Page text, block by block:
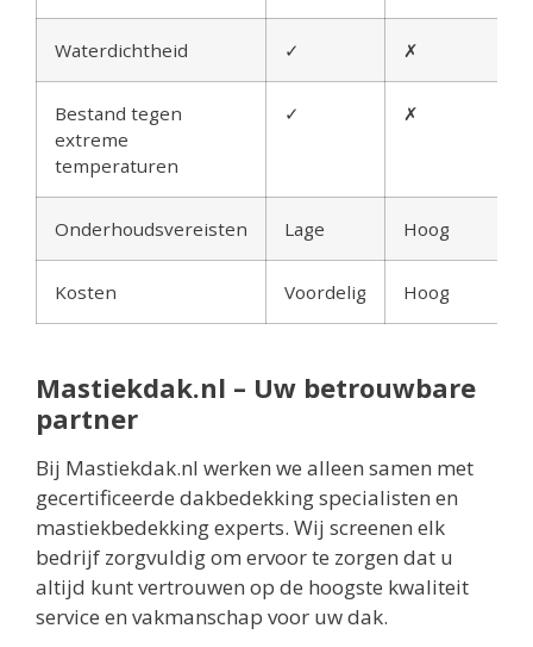
Waterdichtheid ✓ ✗
Bestand tegen
extreme
temperaturen
✓ ✗
Onderhoudsvereisten Lage Hoog
Kosten Voordelig Hoog
Mastiekdak.nl – Uw betrouwbare
partner
Bij Mastiekdak.nl werken we alleen samen met
gecertificeerde dakbedekking specialisten en
mastiekbedekking experts. Wij screenen elk
bedrijf zorgvuldig om ervoor te zorgen dat u
altijd kunt vertrouwen op de hoogste kwaliteit
service en vakmanschap voor uw dak.